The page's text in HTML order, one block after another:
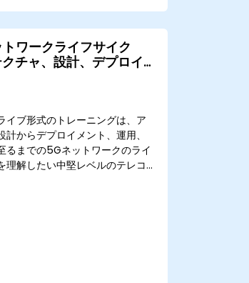
ワークライフサイク
チャ、設計、デプロイメ
イブ形式のトレーニングは、ア
計からデプロイメント、運用、
るまでの5Gネットワークのライ
理解したい中堅レベルのテレコ
で開催されます。